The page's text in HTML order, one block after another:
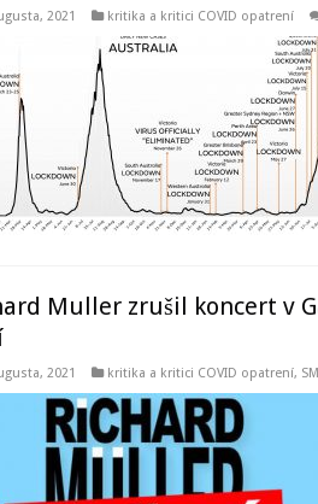
2021 kritika a kritici COVID opatrení
Muller zrušil koncert v
2021 kritika a kritici COVID opatrení,